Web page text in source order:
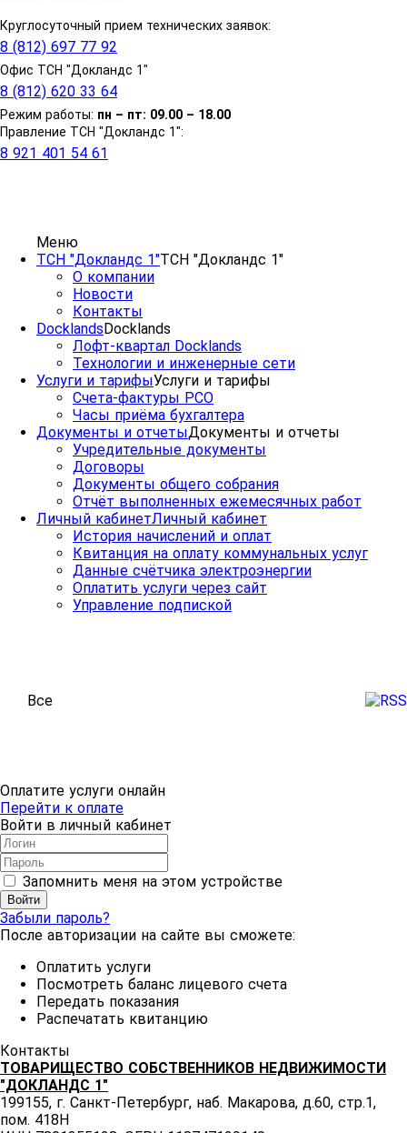
Круглосуточный прием технических заявок:
8 (812) 697 77 92
Офис ТСН "Докландс 1"
8 (812) 620 33 64
Режим работы: пн – пт: 09.00 – 18.00
Правление ТСН "Докландс 1":
8 921 401 54 61
Меню
ТСН "Докландс 1"ТСН "Докландс 1"
О компании
Новости
Контакты
DocklandsDocklands
Лофт-квартал Docklands
Технологии и инженерные сети
Услуги и тарифыУслуги и тарифы
Счета-фактуры РСО
Часы приёма бухгалтера
Документы и отчетыДокументы и отчеты
Учредительные документы
Договоры
Документы общего собрания
Отчёт выполненных ежемесячных работ
Личный кабинетЛичный кабинет
История начислений и оплат
Квитанция на оплату коммунальных услуг
Данные счётчика электроэнергии
Оплатить услуги через сайт
Управление подпиской
Все
Оплатите услуги онлайн
Перейти к оплате
Войти в личный кабинет
Запомнить меня на этом устройстве
Забыли пароль?
После авторизации на сайте вы сможете:
Оплатить услуги
Посмотреть баланс лицевого счета
Передать показания
Распечатать квитанцию
Контакты
ТОВАРИЩЕСТВО СОБСТВЕННИКОВ НЕДВИЖИМОСТИ
"ДОКЛАНДС 1"
199155, г. Санкт-Петербург, наб. Макарова, д.60, стр.1,
пом. 418Н